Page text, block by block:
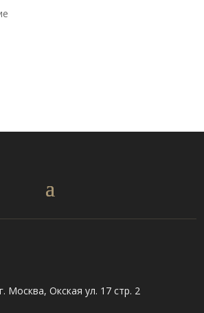
Москва, Окская ул. 17 стр. 2